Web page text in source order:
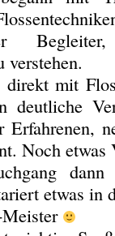
verstehen.
mit
Noch
etwas in